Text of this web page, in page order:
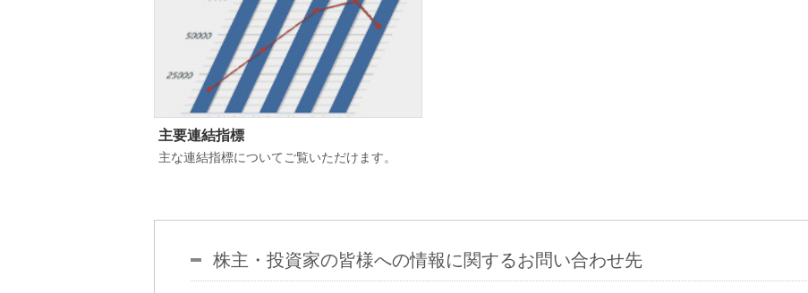
主要連結指標
主な連結指標についてご覧いただけます。
株主・投資家の皆様への情報に関するお問い合わせ先